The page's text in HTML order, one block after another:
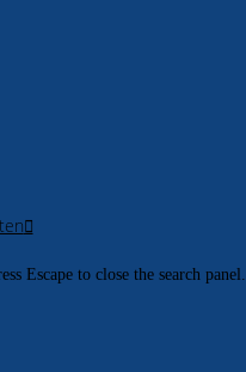
Escape to close the search panel.